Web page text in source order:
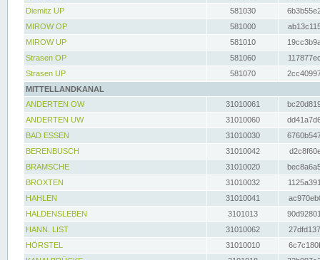
Diemitz UP
581030
MIROW OP
581000
MIROW UP
581010
Strasen OP
581060
Strasen UP
581070
MITTELLANDKANAL
ANDERTEN OW
31010061
ANDERTEN UW
31010060
BAD ESSEN
31010030
BERENBUSCH
31010042
BRAMSCHE
31010020
BROXTEN
31010032
HAHLEN
31010041
HALDENSLEBEN
3101013
HANN. LIST
31010062
HÖRSTEL
31010010